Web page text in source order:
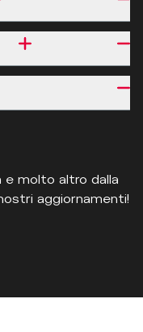
molto altro dalla
aggiornamenti!